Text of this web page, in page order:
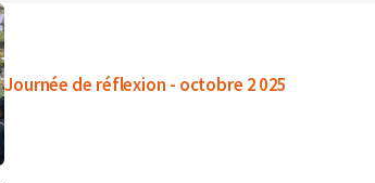
Journée de réflexion - octobre 2 025